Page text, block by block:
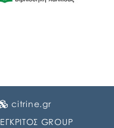
citrine.gr
ΕΓΚΡΙΤΟΣ GROUP